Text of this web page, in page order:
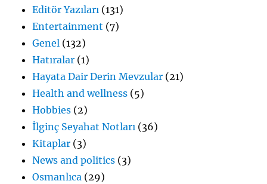
Editör Yazıları (131)
Entertainment (7)
Genel (132)
Hatıralar (1)
Hayata Dair Derin Mevzular (21)
Health and wellness (5)
Hobbies (2)
İlginç Seyahat Notları (36)
Kitaplar (3)
News and politics (3)
Osmanlıca (29)